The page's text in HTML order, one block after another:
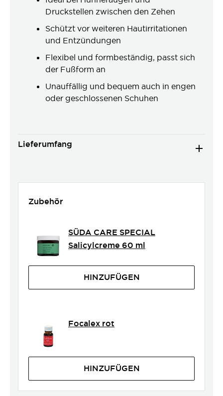
Druckstellen zwischen den Zehen
Schützt vor weiteren Hautirritationen
und Entzündungen
Flexibel und formbeständig, passt sich
der Fußform an
Unauffällig und bequem auch in engen
oder geschlossenen Schuhen
Lieferumfang
Zubehör
SÜDA CARE SPECIAL
Salicylcreme 60 ml
HINZUFÜGEN
Focalex rot
HINZUFÜGEN